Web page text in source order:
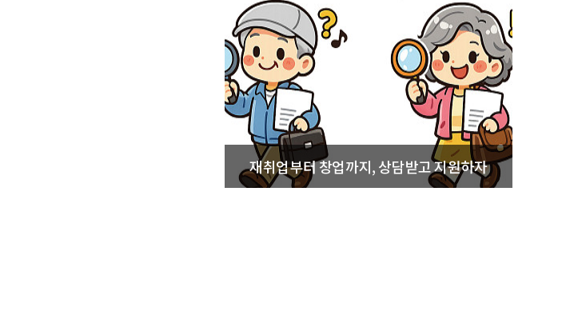
재취업부터 창업까지, 상담받고 지원하자